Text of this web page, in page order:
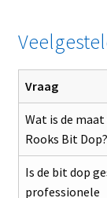
Vraag
Wat is de maat
Rooks Bit Dop?
Is de bit dop
professionele